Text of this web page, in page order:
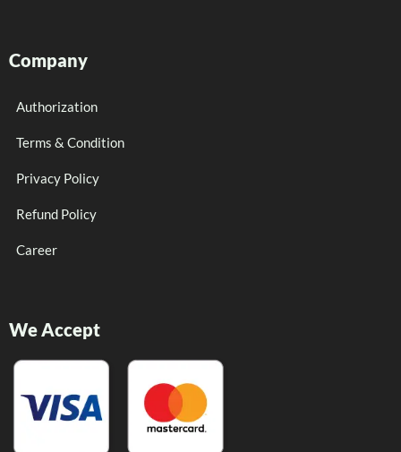
Company
Authorization
Terms & Condition
Privacy Policy
Refund Policy
Career
We Accept